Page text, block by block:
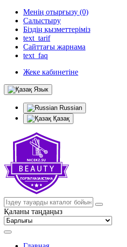
Менің отырғызу (0)
Салыстыру
Біздің қызметтеріміз
text_tarif
Сайттағы жарнама
text_faq
Жеке кабинетіне
Язык
Russian
Қазақ
Қаланы таңдаңыз